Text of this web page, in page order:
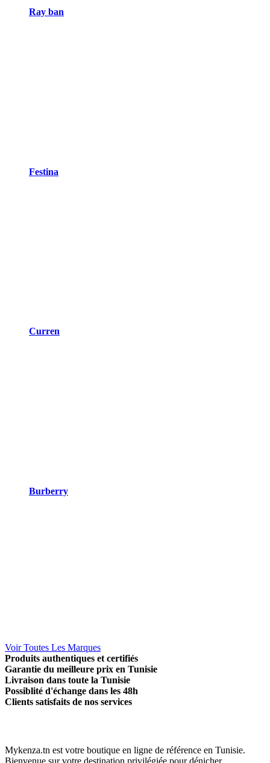
Ray ban
Festina
Curren
Burberry
Voir Toutes Les Marques
Produits authentiques et certifiés
Garantie du meilleure prix en Tunisie
Livraison dans toute la Tunisie
Possiblité d'échange dans les 48h
Clients satisfaits de nos services
Mykenza.tn est votre boutique en ligne de référence en Tunisie.
Bienvenue sur votre destination privilégiée pour dénicher